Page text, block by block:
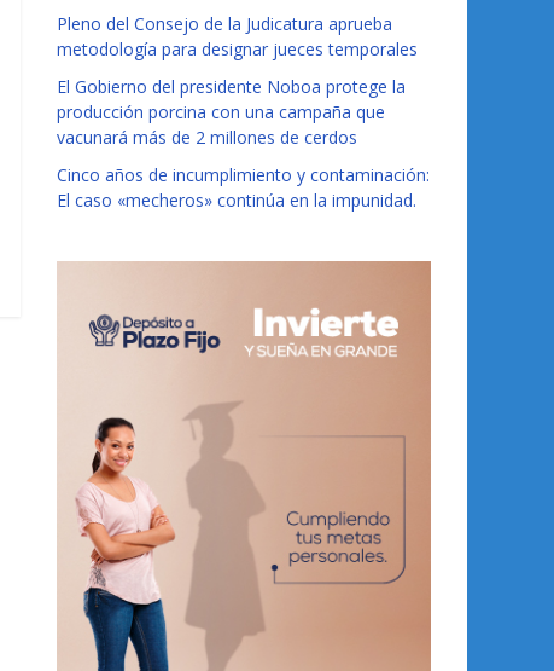
Pleno del Consejo de la Judicatura aprueba
metodología para designar jueces temporales
El Gobierno del presidente Noboa protege la
producción porcina con una campaña que
vacunará más de 2 millones de cerdos
Cinco años de incumplimiento y contaminación:
El caso «mecheros» continúa en la impunidad.